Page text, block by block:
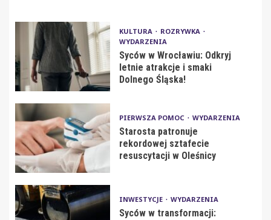
KULTURA
ROZRYWKA
WYDARZENIA
Syców w Wrocławiu: Odkryj
letnie atrakcje i smaki
Dolnego Śląska!
PIERWSZA POMOC WYDARZENIA
Starosta patronuje
rekordowej sztafecie
resuscytacji w Oleśnicy
INWESTYCJE WYDARZENIA
Syców w transformacji: